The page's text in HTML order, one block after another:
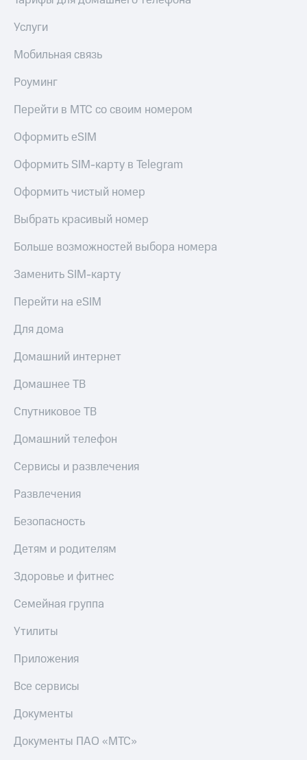
Услуги
Мобильная связь
Роуминг
Перейти в МТС со своим номером
Оформить eSIM
Оформить SIM-карту в Telegram
Оформить чистый номер
Выбрать красивый номер
Больше возможностей выбора номера
Заменить SIM-карту
Перейти на eSIM
Для дома
Домашний интернет
Домашнее ТВ
Спутниковое ТВ
Домашний телефон
Сервисы и развлечения
Развлечения
Безопасность
Детям и родителям
Здоровье и фитнес
Семейная группа
Утилиты
Приложения
Все сервисы
Документы
Документы ПАО «МТС»